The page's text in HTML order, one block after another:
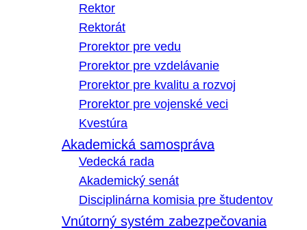
Rektor
Rektorát
Prorektor pre vedu
Prorektor pre vzdelávanie
Prorektor pre kvalitu a rozvoj
Prorektor pre vojenské veci
Kvestúra
Akademická samospráva
Vedecká rada
Akademický senát
Disciplinárna komisia pre študentov
Vnútorný systém zabezpečovania